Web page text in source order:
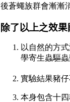
後蒼蠅族群會漸漸
除了以上之效果
以自然的方
學寄生蟲驅蟲
實驗結果豬
本身包含十